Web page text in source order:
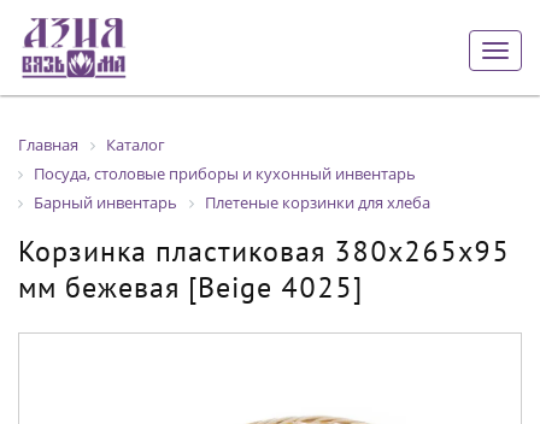
Главная
Каталог
Посуда, столовые приборы и кухонный инвентарь
Барный инвентарь
Плетеные корзинки для хлеба
Корзинка пластиковая 380х265х95
мм бежевая [Beige 4025]